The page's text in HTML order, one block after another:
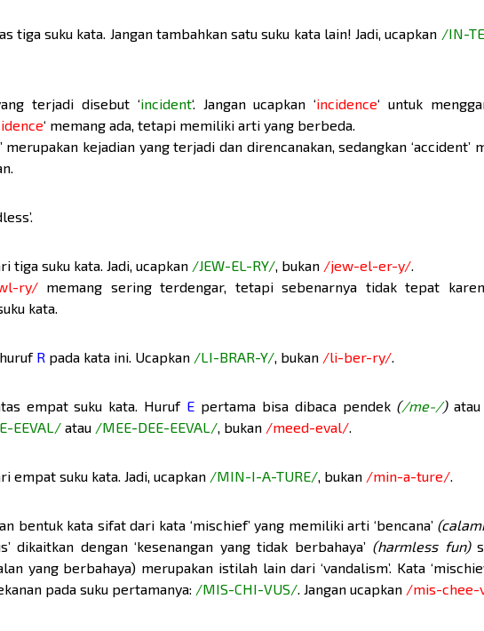
tiga suku kata. Jangan tambahkan satu suku kata lain! Jadi, ucapkan /IN-
terjadi disebut ‘incident‘. Jangan ucapkan ‘incidence‘ untuk
‘ memang ada, tetapi memiliki arti yang berbeda.
merupakan kejadian yang terjadi dan direncanakan, sedangkan ‘accident’
tiga suku kata. Jadi, ucapkan /JEW-EL-RY/, bukan /jew-el-er-y/.
ry/memang sering terdengar, tetapi sebenarnya tidak tepat
kata.
R pada kata ini. Ucapkan /LI-BRAR-Y/, bukan /li-ber-ry/.
empat suku kata. Huruf E pertama bisa dibaca pendek (/me-/)atau
EEVAL/ atau /MEE-DEE-EEVAL/, bukan /meed-eval/.
empat suku kata. Jadi, ucapkan /MIN-I-A-TURE/, bukan /min-a-ture/.
bentuk kata sifat dari kata ‘mischief’ yang memiliki arti ‘bencana’
dikaitkan dengan ‘kesenangan yang tidak berbahaya’ (harmless fun)
yang berbahaya) merupakan istilah lain dari ‘vandalism’. Kata
pada suku pertamanya: /MIS-CHI-VUS/. Jangan ucapkan /mis-chee-